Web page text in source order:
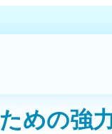
めの強